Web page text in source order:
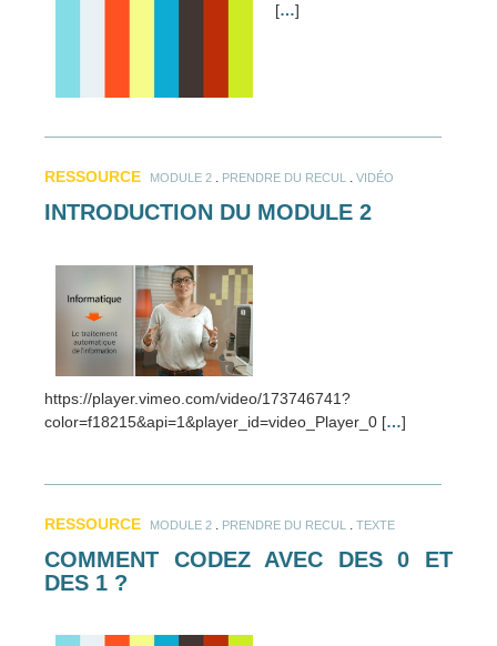
[…]
RESSOURCE MODULE 2 PRENDRE DU RECUL VIDÉO
INTRODUCTION DU MODULE 2
https://player.vimeo.com/video/173746741?
color=f18215&api=1&player_id=video_Player_0 […]
RESSOURCE MODULE 2 PRENDRE DU RECUL TEXTE
COMMENT CODEZ AVEC DES 0 ET
DES 1 ?